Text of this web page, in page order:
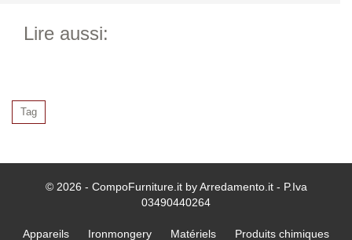
Lire aussi:
Tag
© 2026 - CompoFurniture.it by Arredamento.it - P.Iva
03490440264
Appareils Ironmongery Matériels Produits chimiques